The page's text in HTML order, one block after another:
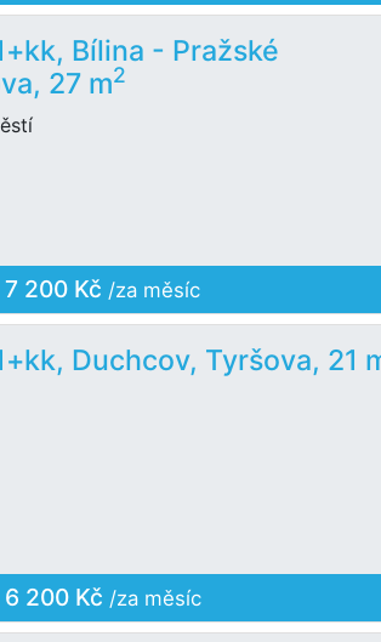
Bílina - Pražské
27 m2
7 200 Kč /za měsíc
Duchcov, Tyršova, 21
6 200 Kč /za měsíc